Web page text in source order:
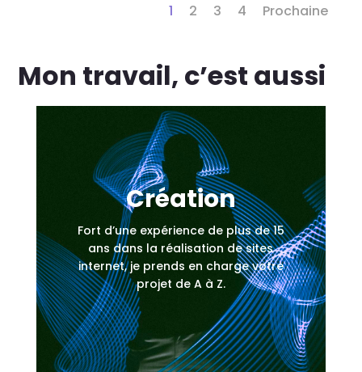
1 2 3 4 Prochaine
Mon travail, c’est aussi
Création
Fort d’une expérience de plus de 15
ans dans la réalisation de sites
internet, je prends en charge votre
projet de A à Z.